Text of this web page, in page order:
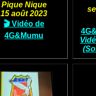
Pique Nique
15 août 2023
🎬 Vidéo de
4G&Mumu